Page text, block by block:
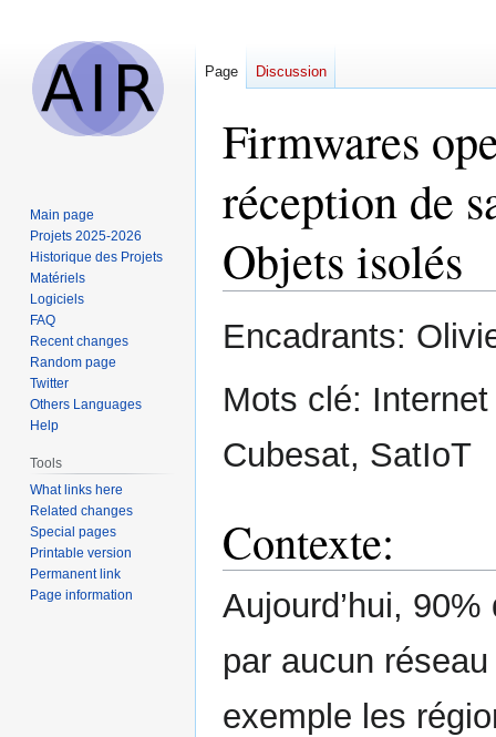
Firmwares
réception de
Objets isolés
Jump
to
Jump
to
Encadrants:
Mots clé:
Cubesat, SatIoT
Contexte:
Aujourd’hui,
par aucun
exemple les
Page Discussion
Main page
Projets 2025-2026
Historique des Projets
Matériels
Logiciels
FAQ
Recent changes
Random page
Twitter
Others Languages
Help
Tools
What links here
Related changes
Special pages
Printable version
Permanent link
Page information